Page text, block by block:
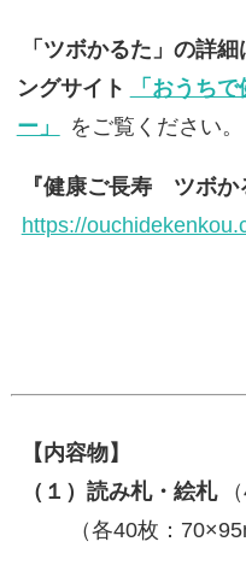
「ツボかるた」の詳
ングサイト
「おうち
ー」
をご覧ください。
『健康ご長寿 ツボか
https://
【内容物】
（１）読み札・絵札
（各40枚：